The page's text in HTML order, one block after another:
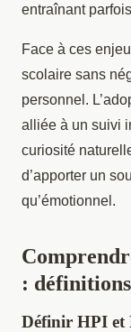
entraînant
Face à ces
scolaire sans
personnel.
alliée à un suivi
curiosité
d’apporter un
qu’émotionnel.
:
Définir HPI et